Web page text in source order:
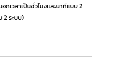
กเวลาเป็นชั่วโมงและนาทีแบบ 2
2 ระบบ)